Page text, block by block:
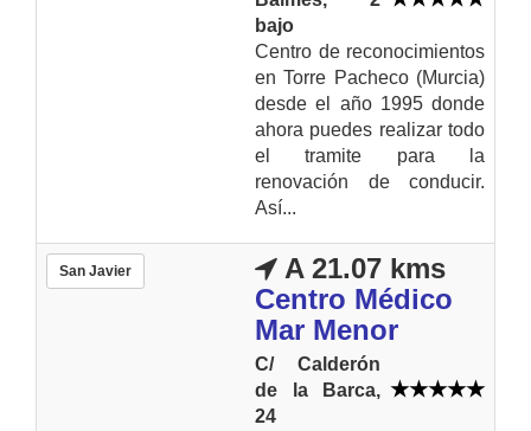
bajo
Centro de reconocimientos
en Torre Pacheco (Murcia)
desde el año 1995 donde
ahora puedes realizar todo
el tramite para la
renovación de conducir.
Así...
San Javier
A 21.07 kms
Centro Médico
Mar Menor
C/ Calderón
de la Barca,
24